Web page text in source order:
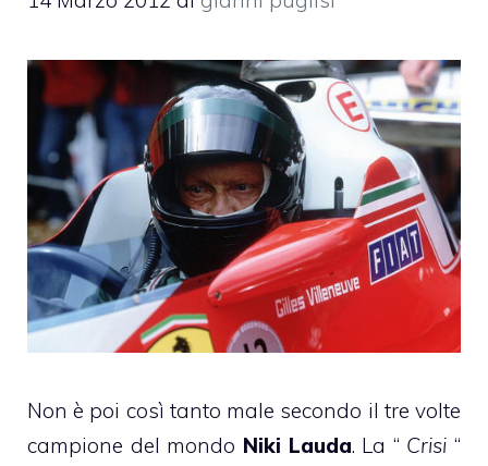
Non è poi così tanto male secondo il tre volte
campione del mondo Niki Lauda. La “ Crisi “